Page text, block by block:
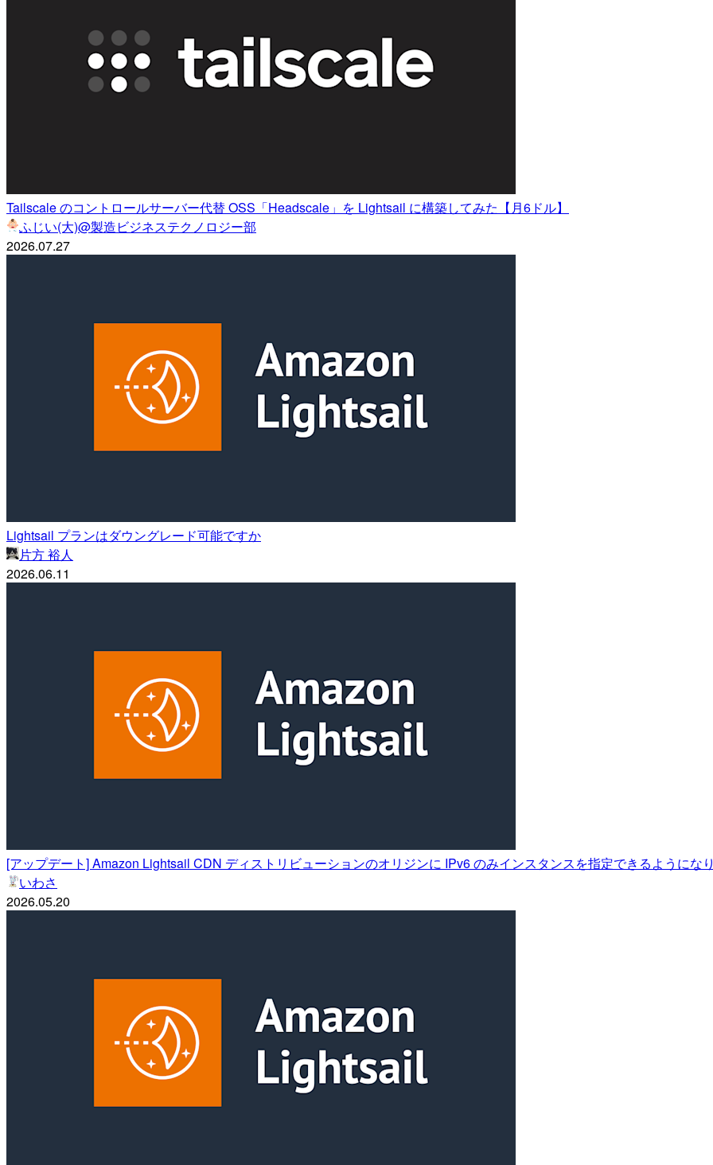
Tailscale のコントロールサーバー代替 OSS「Headscale」を Lightsail に構築してみた【月6ドル】
ふじい(大)@製造ビジネステクノロジー部
2026.07.27
Lightsail プランはダウングレード可能ですか
片方 裕人
2026.06.11
[アップデート] Amazon Lightsail CDN ディストリビューションのオリジンに IPv6 のみインスタンスを指定できるようにな
いわさ
2026.05.20